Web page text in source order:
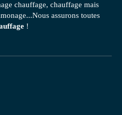
chauffage, chauffage mais
assurons toutes
!